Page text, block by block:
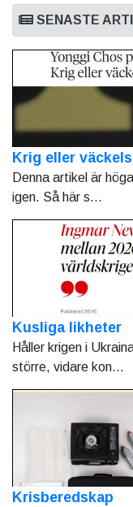
SENASTE
Krig eller
Denna artikel är
igen. Så här s...
Kusliga likheter
Håller krigen i
större, vidare kon...
Krisberedskap